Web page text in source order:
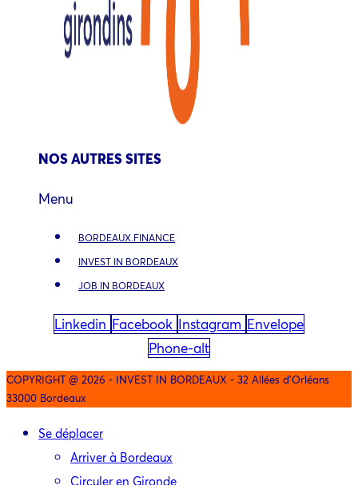
NOS AUTRES SITES
Menu
BORDEAUX.FINANCE
INVEST IN BORDEAUX
JOB IN BORDEAUX
Linkedin Facebook Instagram Envelope
Phone-alt
COPYRIGHT @ 2026 - INVEST IN BORDEAUX - 32 Allées d'Orléans
33000 Bordeaux
Se déplacer
Arriver à Bordeaux
Circuler en Gironde